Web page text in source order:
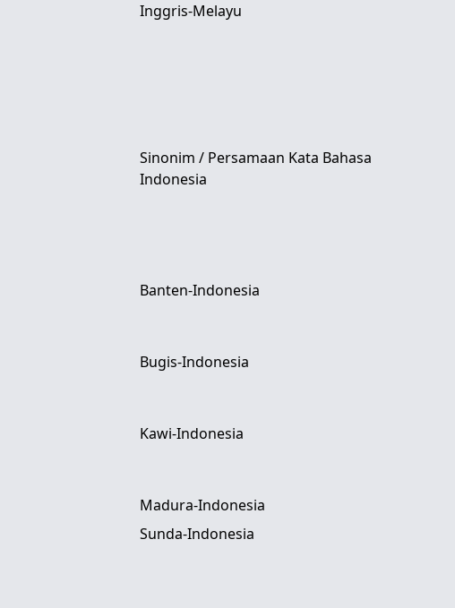
Inggris-Melayu
Sinonim / Persamaan Kata Bahasa
Indonesia
Banten-Indonesia
Bugis-Indonesia
Kawi-Indonesia
Madura-Indonesia
Sunda-Indonesia